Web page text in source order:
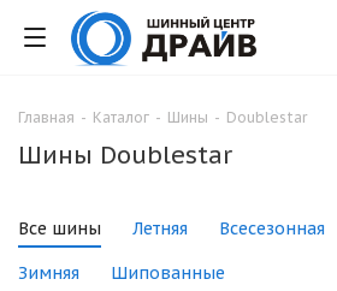
Главная - Каталог - Шины - Doublestar
Шины Doublestar
Все шины Летняя Всесезонная
Зимняя Шипованные